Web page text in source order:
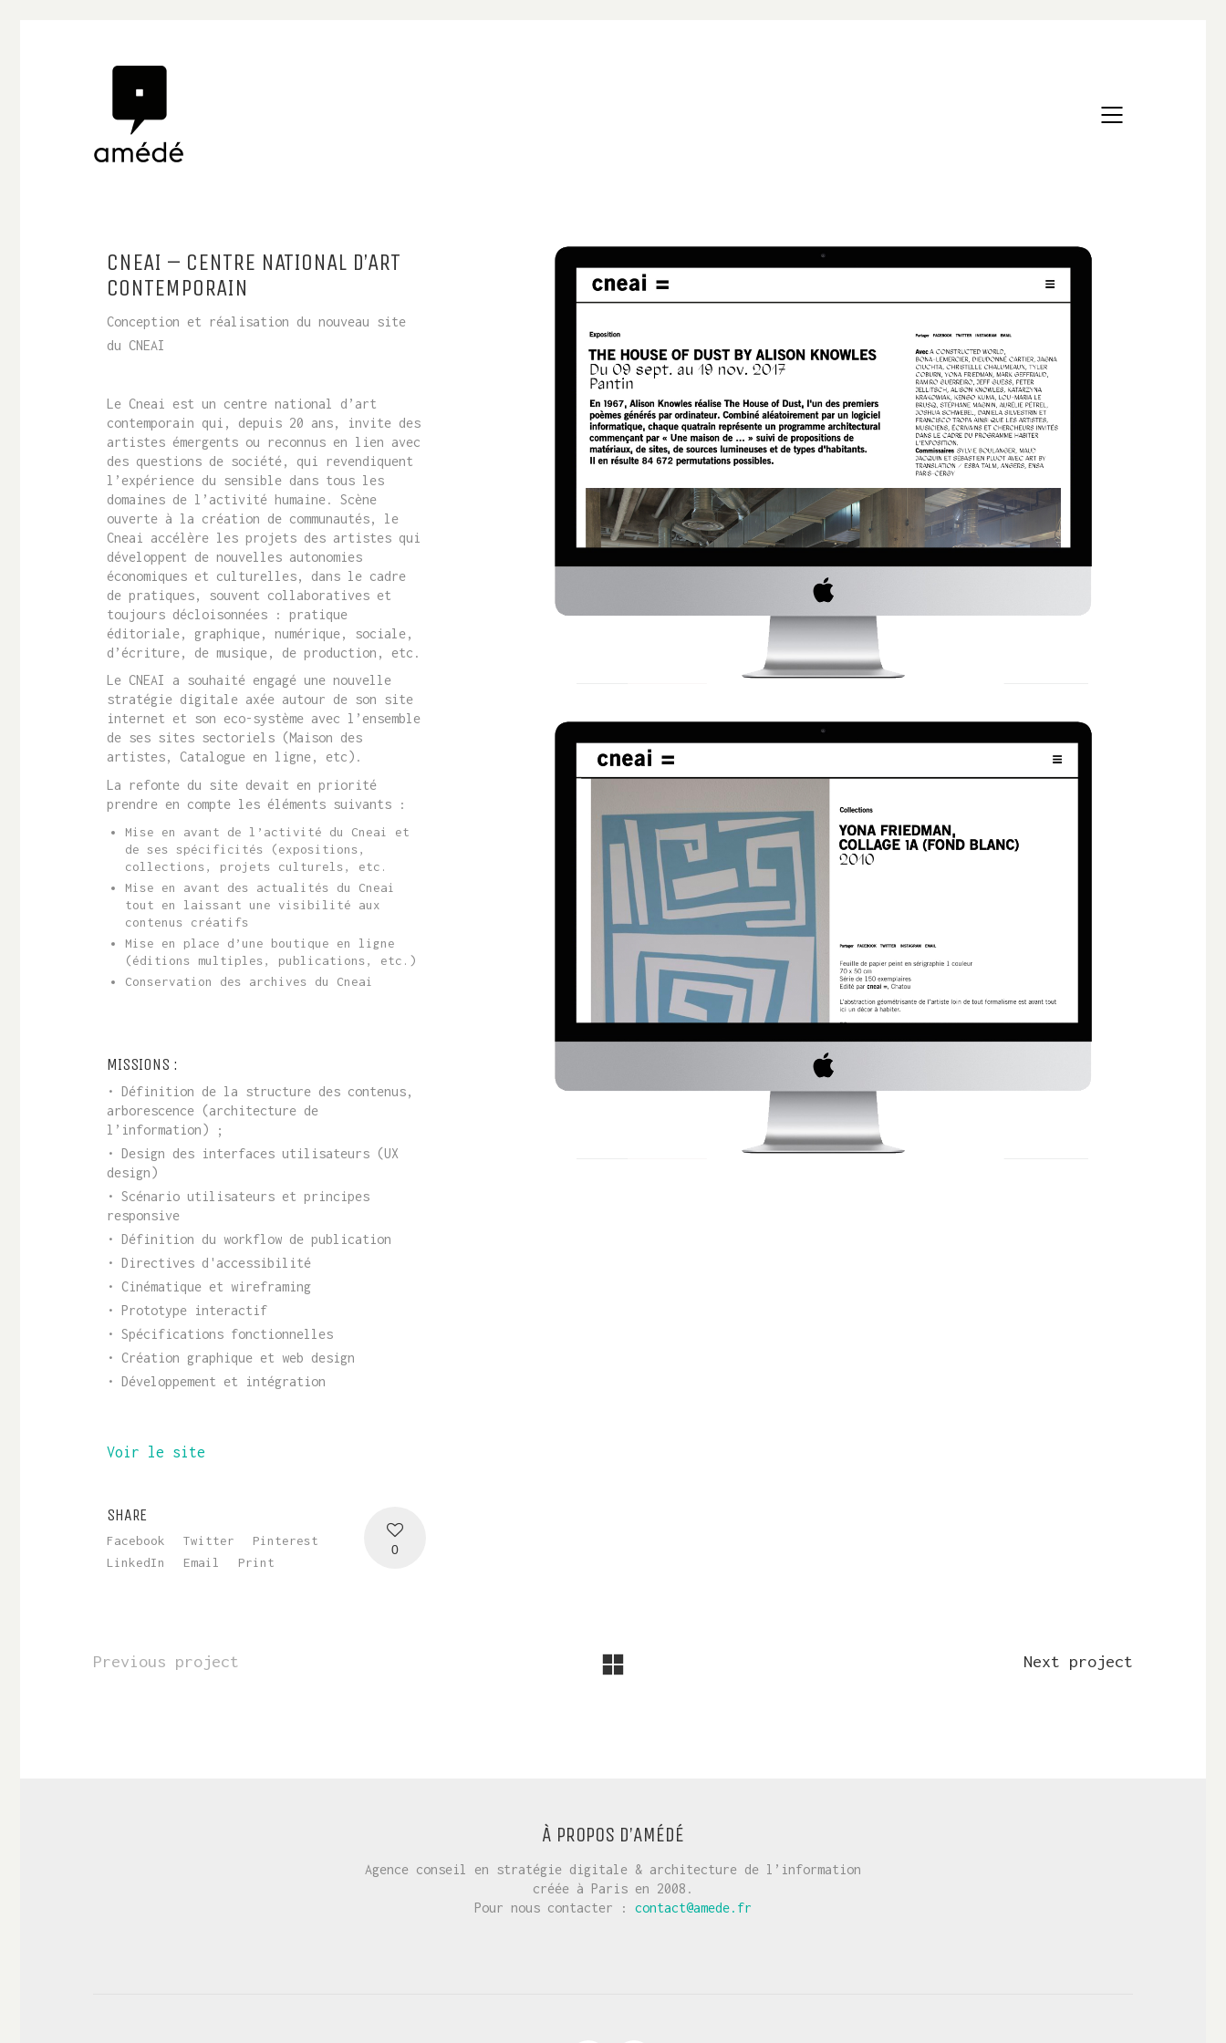
CNEAI – CENTRE NATIONAL D’ART
CONTEMPORAIN
Conception et réalisation du nouveau site
du CNEAI
Le Cneai est un centre national d’art
contemporain qui, depuis 20 ans, invite des
artistes émergents ou reconnus en lien avec
des questions de société, qui revendiquent
l’expérience du sensible dans tous les
domaines de l’activité humaine. Scène
ouverte à la création de communautés, le
Cneai accélère les projets des artistes qui
développent de nouvelles autonomies
économiques et culturelles, dans le cadre
de pratiques, souvent collaboratives et
toujours décloisonnées : pratique
éditoriale, graphique, numérique, sociale,
d’écriture, de musique, de production, etc.
Le CNEAI a souhaité engagé une nouvelle
stratégie digitale axée autour de son site
internet et son eco-système avec l’ensemble
de ses sites sectoriels (Maison des
artistes, Catalogue en ligne, etc).
La refonte du site devait en priorité
prendre en compte les éléments suivants :
Mise en avant de l’activité du Cneai et
de ses spécificités (expositions,
collections, projets culturels, etc.
Mise en avant des actualités du Cneai
tout en laissant une visibilité aux
contenus créatifs
Mise en place d’une boutique en ligne
(éditions multiples, publications, etc.)
Conservation des archives du Cneai
MISSIONS :
• Définition de la structure des contenus,
arborescence (architecture de
l’information) ;
• Design des interfaces utilisateurs (UX
design)
• Scénario utilisateurs et principes
responsive
• Définition du workflow de publication
• Directives d'accessibilité
• Cinématique et wireframing
• Prototype interactif
• Spécifications fonctionnelles
• Création graphique et web design
• Développement et intégration
Voir le site
0
SHARE
Facebook Twitter
Pinterest
LinkedIn
Email Print
Previous project Next project
À PROPOS D’AMÉDÉ
Agence conseil en stratégie digitale & architecture de l’information
créée à Paris en 2008.
Pour nous contacter : contact@amede.fr